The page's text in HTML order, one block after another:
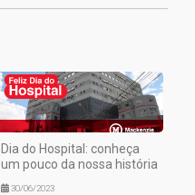
Dia do Hospital: conheça
um pouco da nossa história
30/06/2023